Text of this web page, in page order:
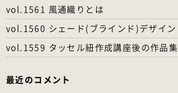
vol.1561 風通織りとは
vol.1560 シェード(ブラインド)デザイン
vol.1559 タッセル紐作成講座後の作品集
最近のコメント